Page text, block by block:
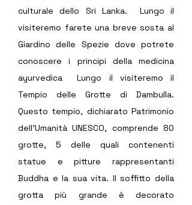
culturale dello Sri Lanka.  Lungo il
visiteremo farete una breve sosta al
Giardino delle Spezie dove potrete
conoscere i principi della medicina
ayurvedica  Lungo il visiteremo il
Tempio delle Grotte di Dambulla.
Questo tempio, dichiarato Patrimonio
dell’Umanità UNESCO, comprende 80
grotte, 5 delle quali contenenti
statue e pitture rappresentanti
Buddha e la sua vita. Il soffitto della
grotta più grande è decorato